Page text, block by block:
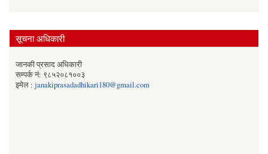
सूचना अधिकारी
जानकी प्रसाद अधिकारी
सम्पर्क नं: ९८५२०८१००३
इमेल : janakiprasadadhikari180@gmail.com